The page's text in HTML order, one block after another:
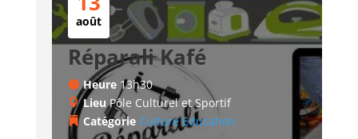
août
Réparali Kafé
Heure 13h30
LieuPôle Culturel et Sportif
Catégorie Culture Education